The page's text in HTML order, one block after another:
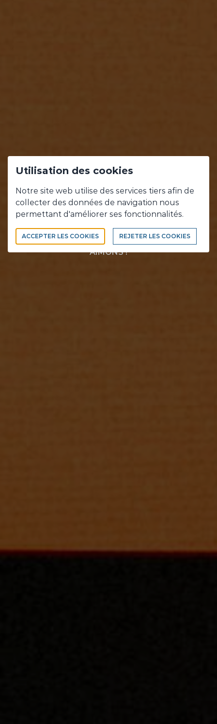
NOS
RÉALISATIONS
CE QUE NOUS FAISONS, CE QUE NOUS
AIMONS !
Utilisation des cookies
Notre site web utilise des services tiers afin de
collecter des données de navigation nous
permettant d'améliorer ses fonctionnalités.
ACCEPTER LES COOKIES REJETER LES COOKIES